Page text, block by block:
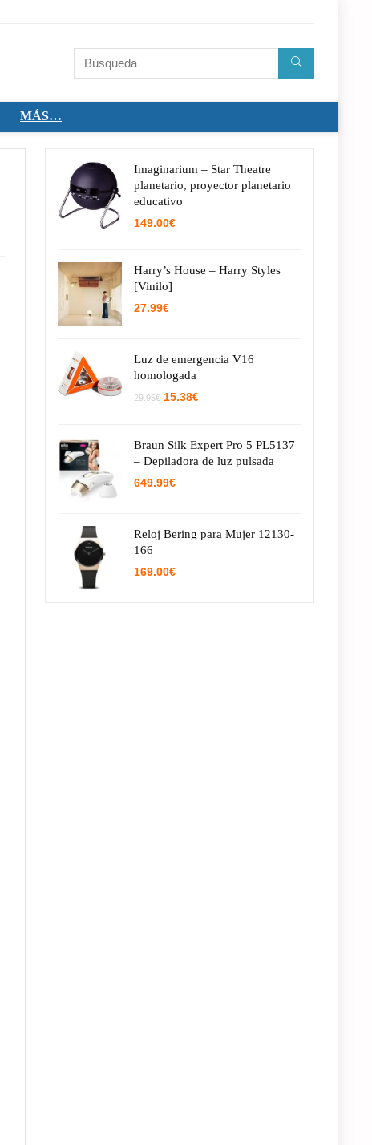
MÁS…
Imaginarium – Star Theatre
planetario, proyector planetario
educativo
149.00€
Harry’s House – Harry Styles
[Vinilo]
27.99€
Luz de emergencia V16
homologada
29.95€ El
29.95€.
15.38€El
15.38€.
Braun Silk Expert Pro 5 PL5137
– Depiladora de luz pulsada
649.99€
Reloj Bering para Mujer 12130-
166
169.00€